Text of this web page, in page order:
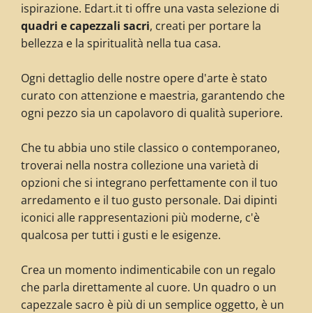
ispirazione. Edart.it ti offre una vasta selezione di
quadri e capezzali sacri, creati per portare la
bellezza e la spiritualità nella tua casa.
Ogni dettaglio delle nostre opere d'arte è stato
curato con attenzione e maestria, garantendo che
ogni pezzo sia un capolavoro di qualità superiore.
Che tu abbia uno stile classico o contemporaneo,
troverai nella nostra collezione una varietà di
opzioni che si integrano perfettamente con il tuo
arredamento e il tuo gusto personale. Dai dipinti
iconici alle rappresentazioni più moderne, c'è
qualcosa per tutti i gusti e le esigenze.
Crea un momento indimenticabile con un regalo
che parla direttamente al cuore. Un quadro o un
capezzale sacro è più di un semplice oggetto, è un